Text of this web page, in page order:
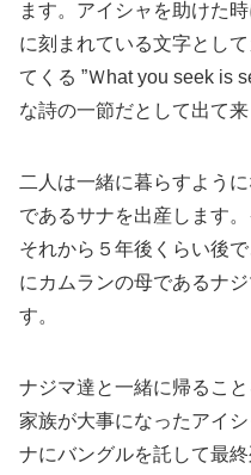
ます。アイシャを助けた
に刻まれている文字とし
てくる ”Ｗhat you seek is
な詩の一節だとして出て来
二人は一緒に暮らすよう
であるサナを出産します
それから５年後くらい後
にカムランの母であるナ
す。
ナジマ達と一緒に帰るこ
家族が大事になったアイ
ナにバングルを託して最